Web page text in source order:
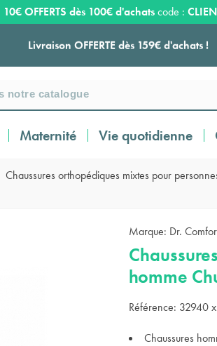
Livraison OFFERTE dès 159€ d'achats !
Payez en 3 ou 4 fois SANS FRAIS à partir
100€
Payez en 3 ou 4 fois SANS FRAIS à partir
€
10€ OFFERTS dès 100€ d'achatscode :
Maternité Vie quotidienne
Chaussures orthopédiques mixtes pour
Marque: Dr.
homme
Référence: 32940
Chaussures